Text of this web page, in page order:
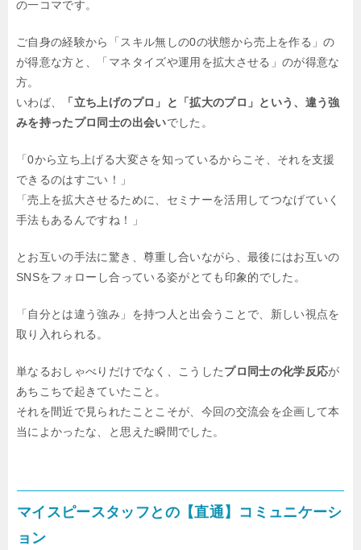
の一コマです。
ご自身の経験から「スキル無しの0の状態から売上を作る」の
が得意な方と、「マネタイズや運用を拡大させる」のが得意な
方。
いわば、
「立ち上げのプロ」と「拡大のプロ」という、違う強
みを持ったプロ同士の出会いでした。
「0から立ち上げる大変さを知っているからこそ、それを支援
できるのはすごい！」
「売上を拡大させるために、セミナーを活用してつなげていく
手法もあるんですね！」
とお互いの手法に驚き、尊重し合いながら、最後にはお互いの
SNSをフォローし合っている姿がとても印象的でした。
「自分とは違う強み」を持つ人と出会うことで、新しい視点を
取り入れられる。
単なるおしゃべりだけでなく、こうしたプロ同士の化学反応が
あちこちで起きていたこと。
それを間近で見られたことこそが、今回の交流会を企画して本
当によかったな、と思えた瞬間でした。
マイスピースタッフとの【直通】コミュニケーシ
ョン